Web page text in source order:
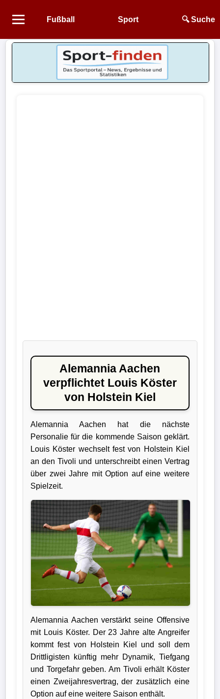
Fußball Sport 🔍 Suche
Startseite
Nationalmannschaft
Wechselgerüchte
Verletzungspech
Frauenfußball
Sportnews
STATISTIKEN
Bundesliga
Tabelle
Bundesliga
Alemannia Aachen
verpflichtet Louis Köster
von Holstein Kiel
Alemannia Aachen hat die nächste
Personalie für die kommende Saison geklärt.
Louis Köster wechselt fest von Holstein Kiel
an den Tivoli und unterschreibt einen Vertrag
über zwei Jahre mit Option auf eine weitere
Spielzeit.
Alemannia Aachen verstärkt seine Offensive
mit Louis Köster. Der 23 Jahre alte Angreifer
kommt fest von Holstein Kiel und soll dem
Drittligisten künftig mehr Dynamik, Tiefgang
und Torgefahr geben. Am Tivoli erhält Köster
einen Zweijahresvertrag, der zusätzlich eine
Option auf eine weitere Saison enthält.